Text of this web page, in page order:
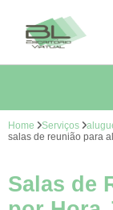
Home Serviços
salas de reunião para
Salas de